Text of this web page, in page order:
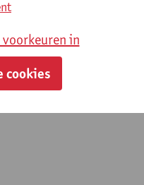
in de
in
cookies